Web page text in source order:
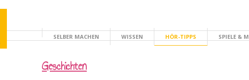
KINDERSEITE
SELBER MACHEN WISSEN HÖR-TIPPS SPIELE &
Geschichten